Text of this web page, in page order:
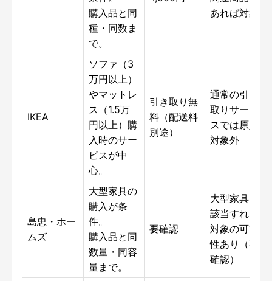
購入品と同
種・同数ま
で。
あれば対象
IKEA
ソファ（3
万円以上）
やマットレ
ス（1.5万
円以上）購
入時のサー
ビスが中
心。
引き取り無
料（配送料
別途）
通常の引き
取りサービ
スでは原則
対象外
島忠・ホー
ムズ
大型家具の
購入が条
件。
購入品と同
数量・同容
量まで。
要確認
大型家具に
該当すれば
対象の可能
性あり（要
確認）